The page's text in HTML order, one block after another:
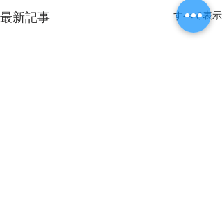
最新記事 すべて表示